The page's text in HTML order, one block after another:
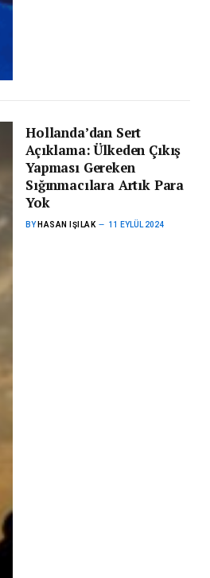
Hollanda’dan Sert
Açıklama: Ülkeden Çıkış
Yapması Gereken
Sığınmacılara Artık Para
Yok
BY HASAN IŞILAK 11 EYLÜL 2024